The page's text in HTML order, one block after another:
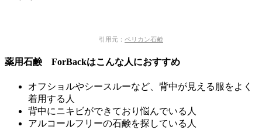
引用元： ペリカン石鹸
薬用石鹸 ForBackはこんな人におすすめ
オフショルやシースルーなど、背中が見える服をよく
着用する人
背中にニキビができており悩んでいる人
アルコールフリーの石鹸を探している人